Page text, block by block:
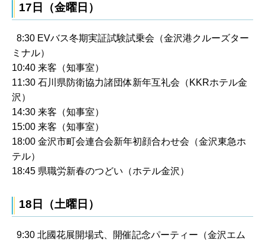
17日（金曜日）
8:30 EVバス冬期実証試験試乗会（金沢港クルーズター
ミナル）
10:40 来客（知事室）
11:30 石川県防衛協力諸団体新年互礼会（KKRホテル金
沢）
14:30 来客（知事室）
15:00 来客（知事室）
18:00 金沢市町会連合会新年初顔合わせ会（金沢東急ホ
テル）
18:45 県職労新春のつどい（ホテル金沢）
18日（土曜日）
9:30 北國花展開場式、開催記念パーティー（金沢エム